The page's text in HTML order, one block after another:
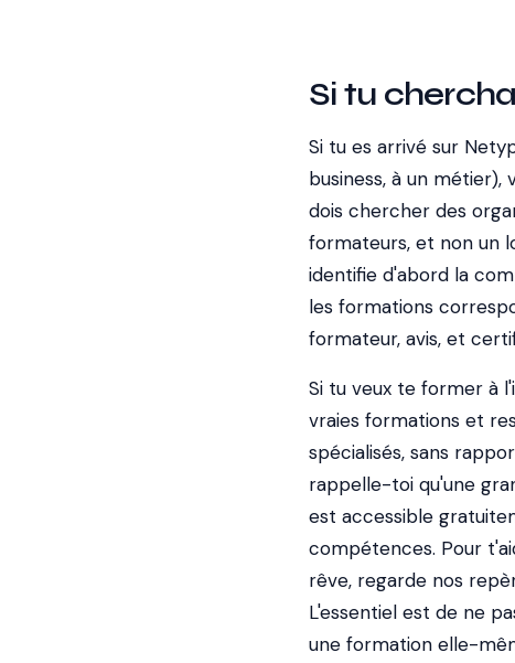
Si tu
Si tu es arrivé sur
business, à un
dois chercher des
formateurs, et non un
identifie d'abord la
les formations
formateur, avis, et
Si tu veux te former à
vraies formations et
spécialisés, sans
rappelle-toi qu'une
est accessible
compétences. Pour
rêve, regarde nos
L'essentiel est de ne
une formation elle-